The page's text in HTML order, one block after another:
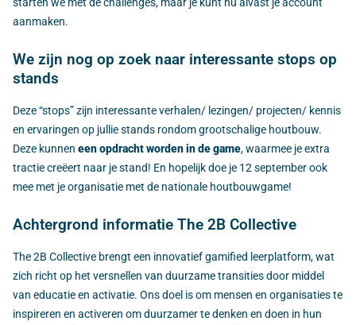
aanmaken.
We zijn nog op zoek naar interessante stops op
stands
Deze “stops” zijn interessante verhalen/ lezingen/ projecten/ kennis
en ervaringen op jullie stands rondom grootschalige houtbouw.
Deze kunnen een opdracht worden in de game, waarmee je extra
tractie creëert naar je stand! En hopelijk doe je 12 september ook
mee met je organisatie met de nationale houtbouwgame!
Achtergrond informatie The 2B Collective
The 2B Collective brengt een innovatief gamified leerplatform, wat
zich richt op het versnellen van duurzame transities door middel
van educatie en activatie. Ons doel is om mensen en organisaties te
inspireren en activeren om duurzamer te denken en doen in hun